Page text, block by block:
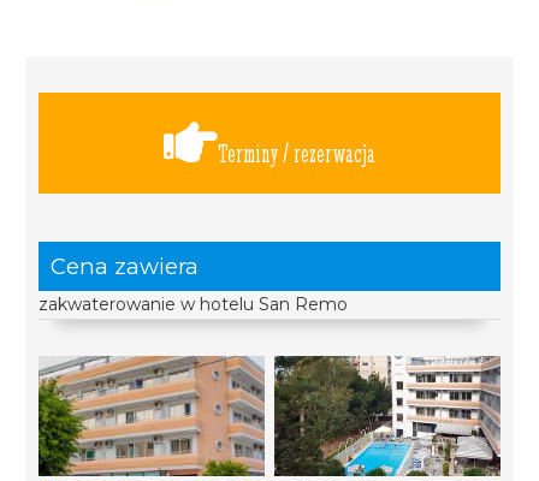
Terminy / rezerwacja
Cena zawiera
zakwaterowanie w hotelu San Remo